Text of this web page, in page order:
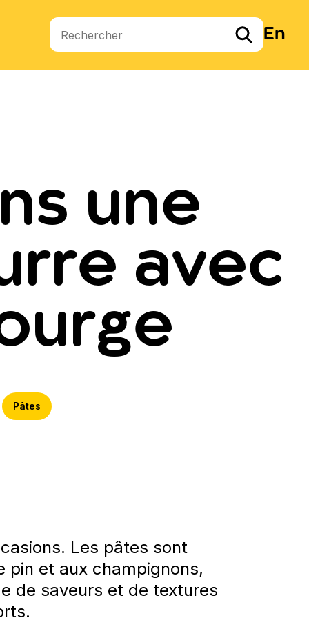
Termes de recherche En
une
avec
Pâtes
Les pâtes sont
pin et aux champignons,
de saveurs et de textures